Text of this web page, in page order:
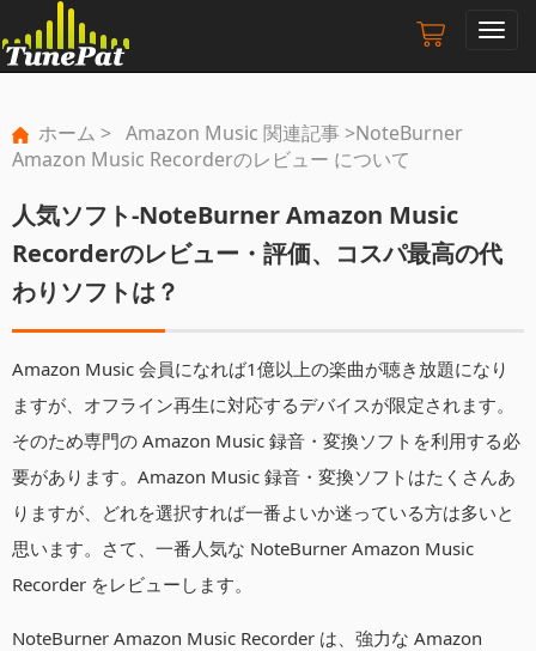
ナ
切
り
ホーム > Amazon Music 関連記事 >NoteBurner
Amazon Music Recorderのレビュー について
人気ソフト-NoteBurner Amazon Music
Recorderのレビュー・評価、コスパ最高の代
わりソフトは？
Amazon Music 会員になれば1億以上の楽曲が聴き放題になり
ますが、オフライン再生に対応するデバイスが限定されます。
そのため専門の Amazon Music 録音・変換ソフトを利用する必
要があります。Amazon Music 録音・変換ソフトはたくさんあ
りますが、どれを選択すれば一番よいか迷っている方は多いと
思います。さて、一番人気な NoteBurner Amazon Music
Recorder をレビューします。
NoteBurner Amazon Music Recorder は、強力な Amazon